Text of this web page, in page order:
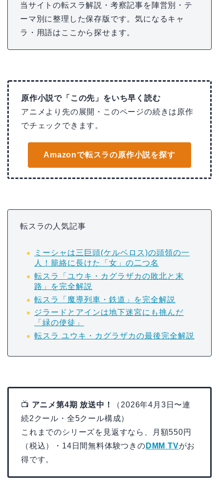
当サイトの転スラ解説・考察記事を陣営別・テ
ーマ別に整理した保存版です。気になるキャ
ラ・用語はここから探せます。
原作小説で「この先」をいち早く読む
アニメより先の展開・このページの続きは原作
でチェックできます。
Amazonで転スラの原作小説を探す
転スラの人気記事
ミーシャは三巨頭(ケルベロス)の頭領の一
人！籠絡に長けた「女」の二つ名
転スラ「ユウキ・カグラザカの敗北と末
路」を完全解説
転スラ「魔導列車・鉄道」を完全解説
ジラードとアインは地下迷宮にも挑んだ
「緑の使徒」
転スラ ユウキ・カグラザカの最後完全解説
📺 アニメ第4期 放送中！
（2026年4月3日〜連
続2クール・全5クール構成）
これまでのシリーズを見返すなら、月額550円
（税込）・14日間無料体験つきの DMM TVがお
得です。